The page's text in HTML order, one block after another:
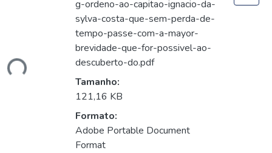
g-ordeno-ao-capitao-ignacio-da-
sylva-costa-que-sem-perda-de-
tempo-passe-com-a-mayor-
brevidade-que-for-possivel-ao-
descuberto-do.pdf
Tamanho:
121,16 KB
Formato:
Adobe Portable Document
Format